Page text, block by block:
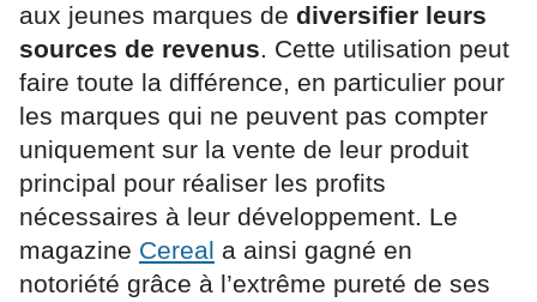
aux jeunes marques de diversifier leurs
sources de revenus. Cette utilisation peut
faire toute la différence, en particulier pour
les marques qui ne peuvent pas compter
uniquement sur la vente de leur produit
principal pour réaliser les profits
nécessaires à leur développement. Le
magazine Cereal a ainsi gagné en
notoriété grâce à l’extrême pureté de ses